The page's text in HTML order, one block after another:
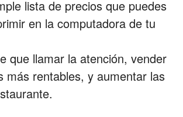
Marketing
lista de precios que puedes
en la computadora de tu
que llamar la atención, vender
más rentables, y aumentar las